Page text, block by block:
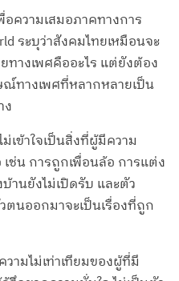
วามเสมอภาคทางการ
ระบุว่าสังคมไทยเหมือนจะ
ทางเพศคืออะไร แต่ยังต้อง
ทางเพศที่หลากหลายเป็น
ง
เข้าใจเป็นสิ่งที่ผู้มีความ
ช่น การถูกเพื่อนล้อ การแต่ง
านยังไม่เปิดรับ และตัว
ตนออกมาจะเป็นเรื่องที่ถูก
ามไม่เท่าเทียมของผู้ที่มี